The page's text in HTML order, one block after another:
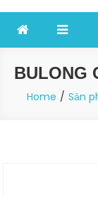
BULONG
Home Sản